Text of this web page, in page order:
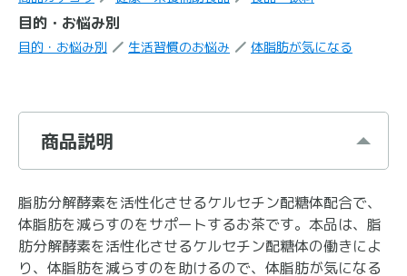
目的・お悩み別
目的・お悩み別 生活習慣のお悩み 体脂肪が気になる
商品説明
脂肪分解酵素を活性化させるケルセチン配糖体配合で、
体脂肪を減らすのをサポートするお茶です。本品は、脂
肪分解酵素を活性化させるケルセチン配糖体の働きによ
り、体脂肪を減らすのを助けるので、体脂肪が気になる